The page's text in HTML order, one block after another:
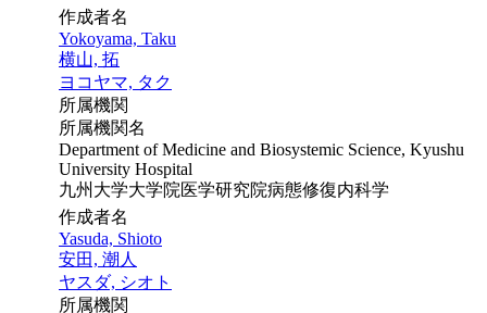
作成者名
Yokoyama, Taku
横山, 拓
ヨコヤマ, タク
所属機関
所属機関名
Department of Medicine and Biosystemic Science, Kyushu
University Hospital
九州大学大学院医学研究院病態修復内科学
作成者名
Yasuda, Shioto
安田, 潮人
ヤスダ, シオト
所属機関